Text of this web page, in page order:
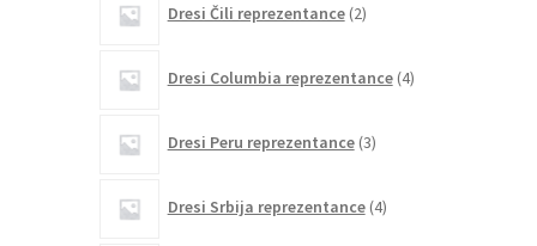
Dresi Čili reprezentance 2izdelka
Dresi Columbia reprezentance 4izdelki
Dresi Peru reprezentance 3izdelki
Dresi Srbija reprezentance 4izdelki